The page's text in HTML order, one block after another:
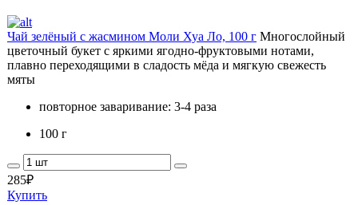
Чай зелёный с жасмином Моли Хуа Ло, 100 г Многослойный
цветочный букет с яркими ягодно-фруктовыми нотами,
плавно переходящими в сладость мёда и мягкую свежесть
мяты
повторное заваривание: 3-4 раза
100 г
285₽
Купить